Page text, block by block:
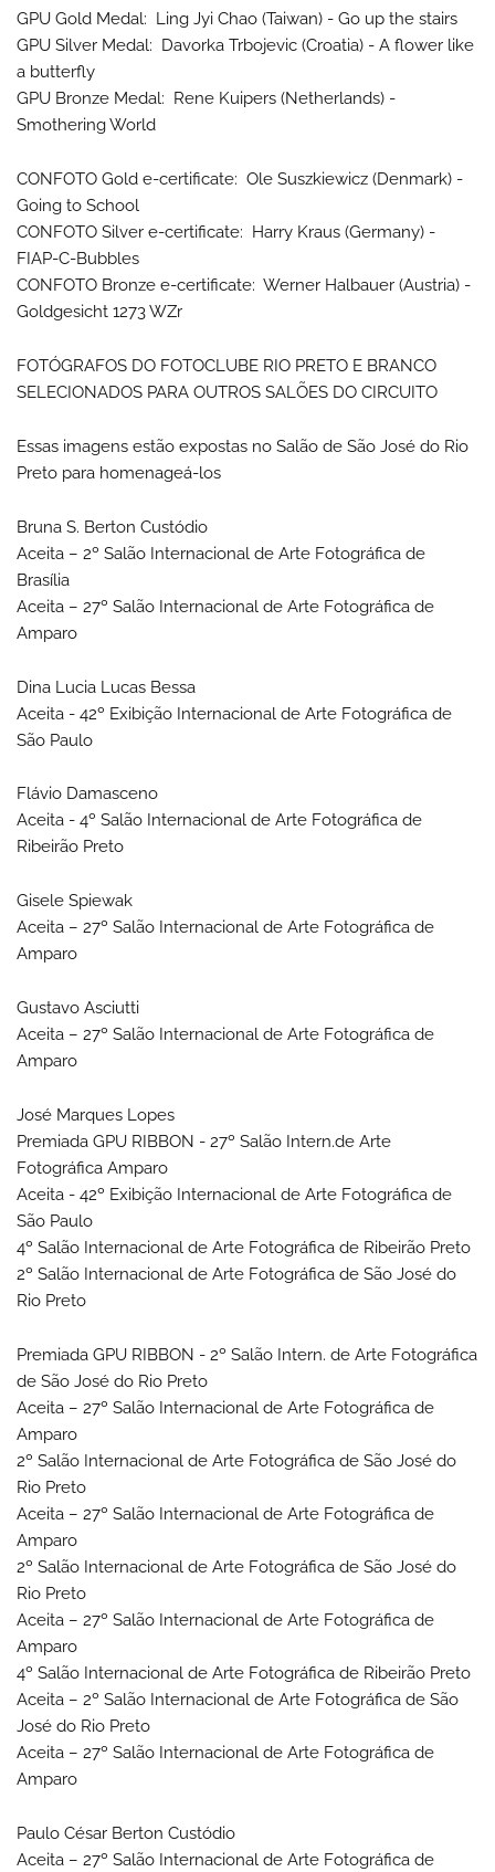
GPU Gold Medal: Ling Jyi Chao (Taiwan) - Go up the stairs
GPU Silver Medal: Davorka Trbojevic (Croatia) - A flower like
a butterfly
GPU Bronze Medal: Rene Kuipers (Netherlands) -
Smothering World
CONFOTO Gold e-certificate: Ole Suszkiewicz (Denmark) -
Going to School
CONFOTO Silver e-certificate: Harry Kraus (Germany) -
FIAP-C-Bubbles
CONFOTO Bronze e-certificate: Werner Halbauer (Austria) -
Goldgesicht 1273 WZr
FOTÓGRAFOS DO FOTOCLUBE RIO PRETO E BRANCO
SELECIONADOS PARA OUTROS SALÕES DO CIRCUITO
Essas imagens estão expostas no Salão de São José do Rio
Preto para homenageá-los
Bruna S. Berton Custódio
Aceita – 2º Salão Internacional de Arte Fotográfica de
Brasília
Aceita – 27º Salão Internacional de Arte Fotográfica de
Amparo
Dina Lucia Lucas Bessa
Aceita - 42º Exibição Internacional de Arte Fotográfica de
São Paulo
Flávio Damasceno
Aceita - 4º Salão Internacional de Arte Fotográfica de
Ribeirão Preto
Gisele Spiewak
Aceita – 27º Salão Internacional de Arte Fotográfica de
Amparo
Gustavo Asciutti
Aceita – 27º Salão Internacional de Arte Fotográfica de
Amparo
José Marques Lopes
Premiada GPU RIBBON - 27º Salão Intern.de Arte
Fotográfica Amparo
Aceita - 42º Exibição Internacional de Arte Fotográfica de
São Paulo
4º Salão Internacional de Arte Fotográfica de Ribeirão Preto
2º Salão Internacional de Arte Fotográfica de São José do
Rio Preto
Premiada GPU RIBBON - 2º Salão Intern. de Arte Fotográfica
de São José do Rio Preto
Aceita – 27º Salão Internacional de Arte Fotográfica de
Amparo
2º Salão Internacional de Arte Fotográfica de São José do
Rio Preto
Aceita – 27º Salão Internacional de Arte Fotográfica de
Amparo
2º Salão Internacional de Arte Fotográfica de São José do
Rio Preto
Aceita – 27º Salão Internacional de Arte Fotográfica de
Amparo
4º Salão Internacional de Arte Fotográfica de Ribeirão Preto
Aceita – 2º Salão Internacional de Arte Fotográfica de São
José do Rio Preto
Aceita – 27º Salão Internacional de Arte Fotográfica de
Amparo
Paulo César Berton Custódio
Aceita – 27º Salão Internacional de Arte Fotográfica de